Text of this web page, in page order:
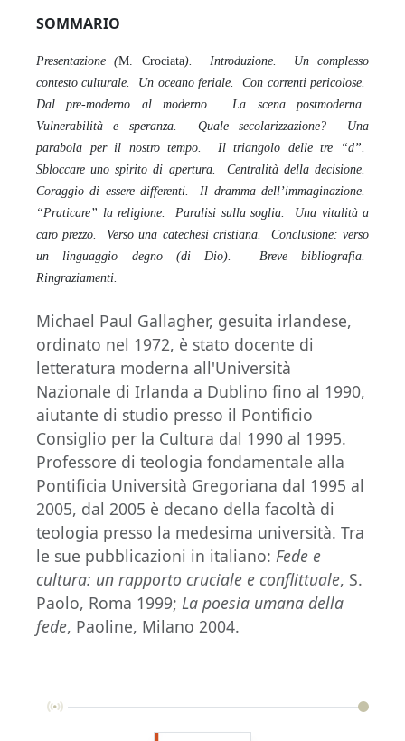
SOMMARIO
Presentazione (M. Crociata). Introduzione. Un complesso
contesto culturale. Un oceano feriale. Con correnti pericolose.
Dal pre-moderno al moderno. La scena postmoderna.
Vulnerabilità e speranza. Quale secolarizzazione? Una
parabola per il nostro tempo. Il triangolo delle tre “d”.
Sbloccare uno spirito di apertura. Centralità della decisione.
Coraggio di essere differenti. Il dramma dell’immaginazione.
“Praticare” la religione. Paralisi sulla soglia. Una vitalità a
caro prezzo. Verso una catechesi cristiana. Conclusione: verso
un linguaggio degno (di Dio). Breve bibliografia.
Ringraziamenti.
Michael Paul Gallagher, gesuita irlandese,
ordinato nel 1972, è stato docente di
letteratura moderna all'Università
Nazionale di Irlanda a Dublino fino al 1990,
aiutante di studio presso il Pontificio
Consiglio per la Cultura dal 1990 al 1995.
Professore di teologia fondamentale alla
Pontificia Università Gregoriana dal 1995 al
2005, dal 2005 è decano della facoltà di
teologia presso la medesima università. Tra
le sue pubblicazioni in italiano: Fede e
cultura: un rapporto cruciale e conflittuale, S.
Paolo, Roma 1999; La poesia umana della
fede, Paoline, Milano 2004.